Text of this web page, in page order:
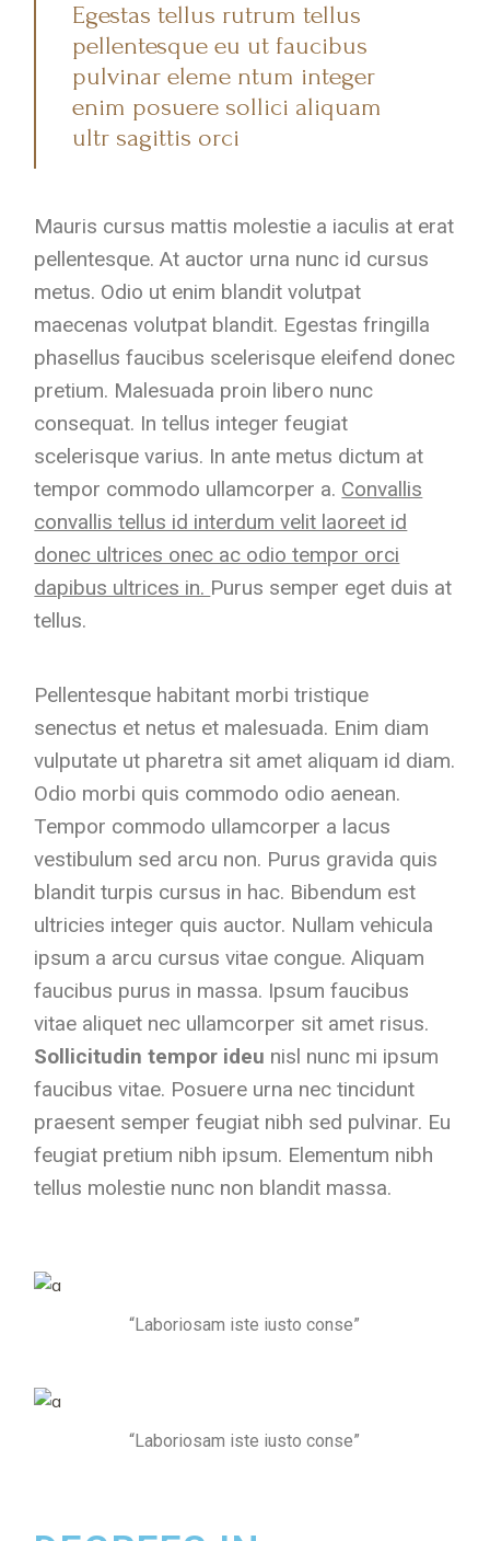
Egestas tellus rutrum tellus
pellentesque eu ut faucibus
pulvinar eleme ntum integer
enim posuere sollici aliquam
ultr sagittis orci
Mauris cursus mattis molestie a iaculis at erat
pellentesque. At auctor urna nunc id cursus
metus. Odio ut enim blandit volutpat
maecenas volutpat blandit. Egestas fringilla
phasellus faucibus scelerisque eleifend donec
pretium. Malesuada proin libero nunc
consequat. In tellus integer feugiat
scelerisque varius. In ante metus dictum at
tempor commodo ullamcorper a. Convallis
convallis tellus id interdum velit laoreet id
donec ultrices onec ac odio tempor orci
dapibus ultrices in. Purus semper eget duis at
tellus.
Pellentesque habitant morbi tristique
senectus et netus et malesuada. Enim diam
vulputate ut pharetra sit amet aliquam id diam.
Odio morbi quis commodo odio aenean.
Tempor commodo ullamcorper a lacus
vestibulum sed arcu non. Purus gravida quis
blandit turpis cursus in hac. Bibendum est
ultricies integer quis auctor. Nullam vehicula
ipsum a arcu cursus vitae congue. Aliquam
faucibus purus in massa. Ipsum faucibus
vitae aliquet nec ullamcorper sit amet risus.
Sollicitudin tempor ideu nisl nunc mi ipsum
faucibus vitae. Posuere urna nec tincidunt
praesent semper feugiat nibh sed pulvinar. Eu
feugiat pretium nibh ipsum. Elementum nibh
tellus molestie nunc non blandit massa.
“Laboriosam iste iusto conse”
“Laboriosam iste iusto conse”